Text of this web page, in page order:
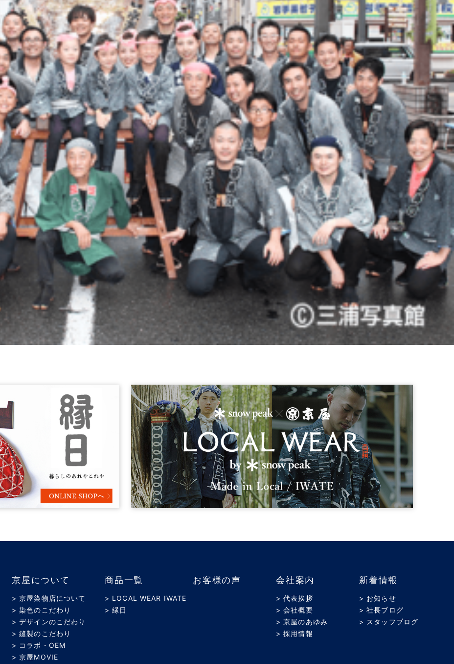
京屋について
> 京屋染物店について
> 染色のこだわり
> デザインのこだわり
> 縫製のこだわり
> コラボ・OEM
> 京屋MOVIE
商品一覧
> LOCAL WEAR IWATE
> 縁日
お客様の声 会社案内
> 代表挨拶
> 会社概要
> 京屋のあゆみ
> 採用情報
新着情報
> お知らせ
> 社長ブログ
> スタッフブログ